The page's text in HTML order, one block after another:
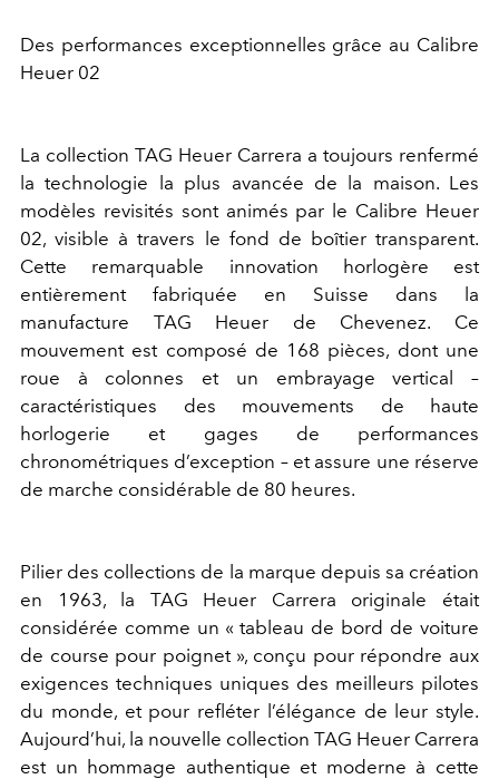
Des performances exceptionnelles grâce au Calibre
Heuer 02
La collection TAG Heuer Carrera a toujours renfermé
la technologie la plus avancée de la maison. Les
modèles revisités sont animés par le Calibre Heuer
02, visible à travers le fond de boîtier transparent.
Cette remarquable innovation horlogère est
entièrement fabriquée en Suisse dans la
manufacture TAG Heuer de Chevenez. Ce
mouvement est composé de 168 pièces, dont une
roue à colonnes et un embrayage vertical –
caractéristiques des mouvements de haute
horlogerie et gages de performances
chronométriques d’exception – et assure une réserve
de marche considérable de 80 heures.
Pilier des collections de la marque depuis sa création
en 1963, la TAG Heuer Carrera originale était
considérée comme un « tableau de bord de voiture
de course pour poignet », conçu pour répondre aux
exigences techniques uniques des meilleurs pilotes
du monde, et pour refléter l’élégance de leur style.
Aujourd’hui, la nouvelle collection TAG Heuer Carrera
est un hommage authentique et moderne à cette